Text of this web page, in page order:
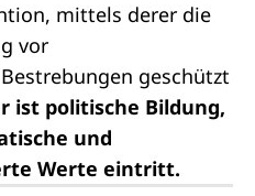
mittels derer die
vor
geschützt
ist politische Bildung,
und
Werte eintritt.